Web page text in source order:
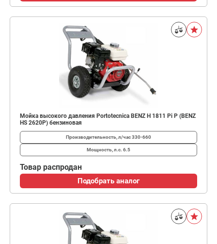
Мойка высокого давления Portotecnica BENZ H 1811 Pi P (BENZ
HS 2620P) бензиновая
Производительность, л/час330-660
Мощность, л.с. 6.5
Товар распродан
Подобрать аналог